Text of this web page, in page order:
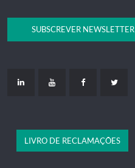
SUBSCREVER NEWSLETTER
LIVRO DE RECLAMAÇÕES